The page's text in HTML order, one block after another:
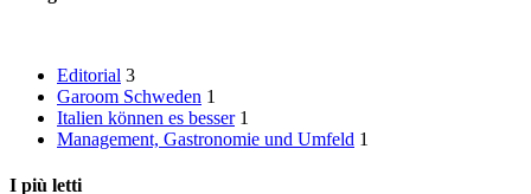
Editorial 3
Garoom Schweden 1
Italien können es besser 1
Management, Gastronomie und Umfeld 1
I più letti